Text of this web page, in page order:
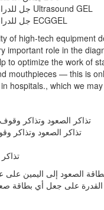
جل للدراسات التشخيصية Ultrasound GEL
جل للدراسات التشخيصية ECGGEL
of high-tech equipment
important role in the
to optimize the work of
mouthpieces — this is
hospitals., which we
تذاكر الصعود وتذاكر
الصعود إلى اليمين
القدرة على جعل أي بطاقة